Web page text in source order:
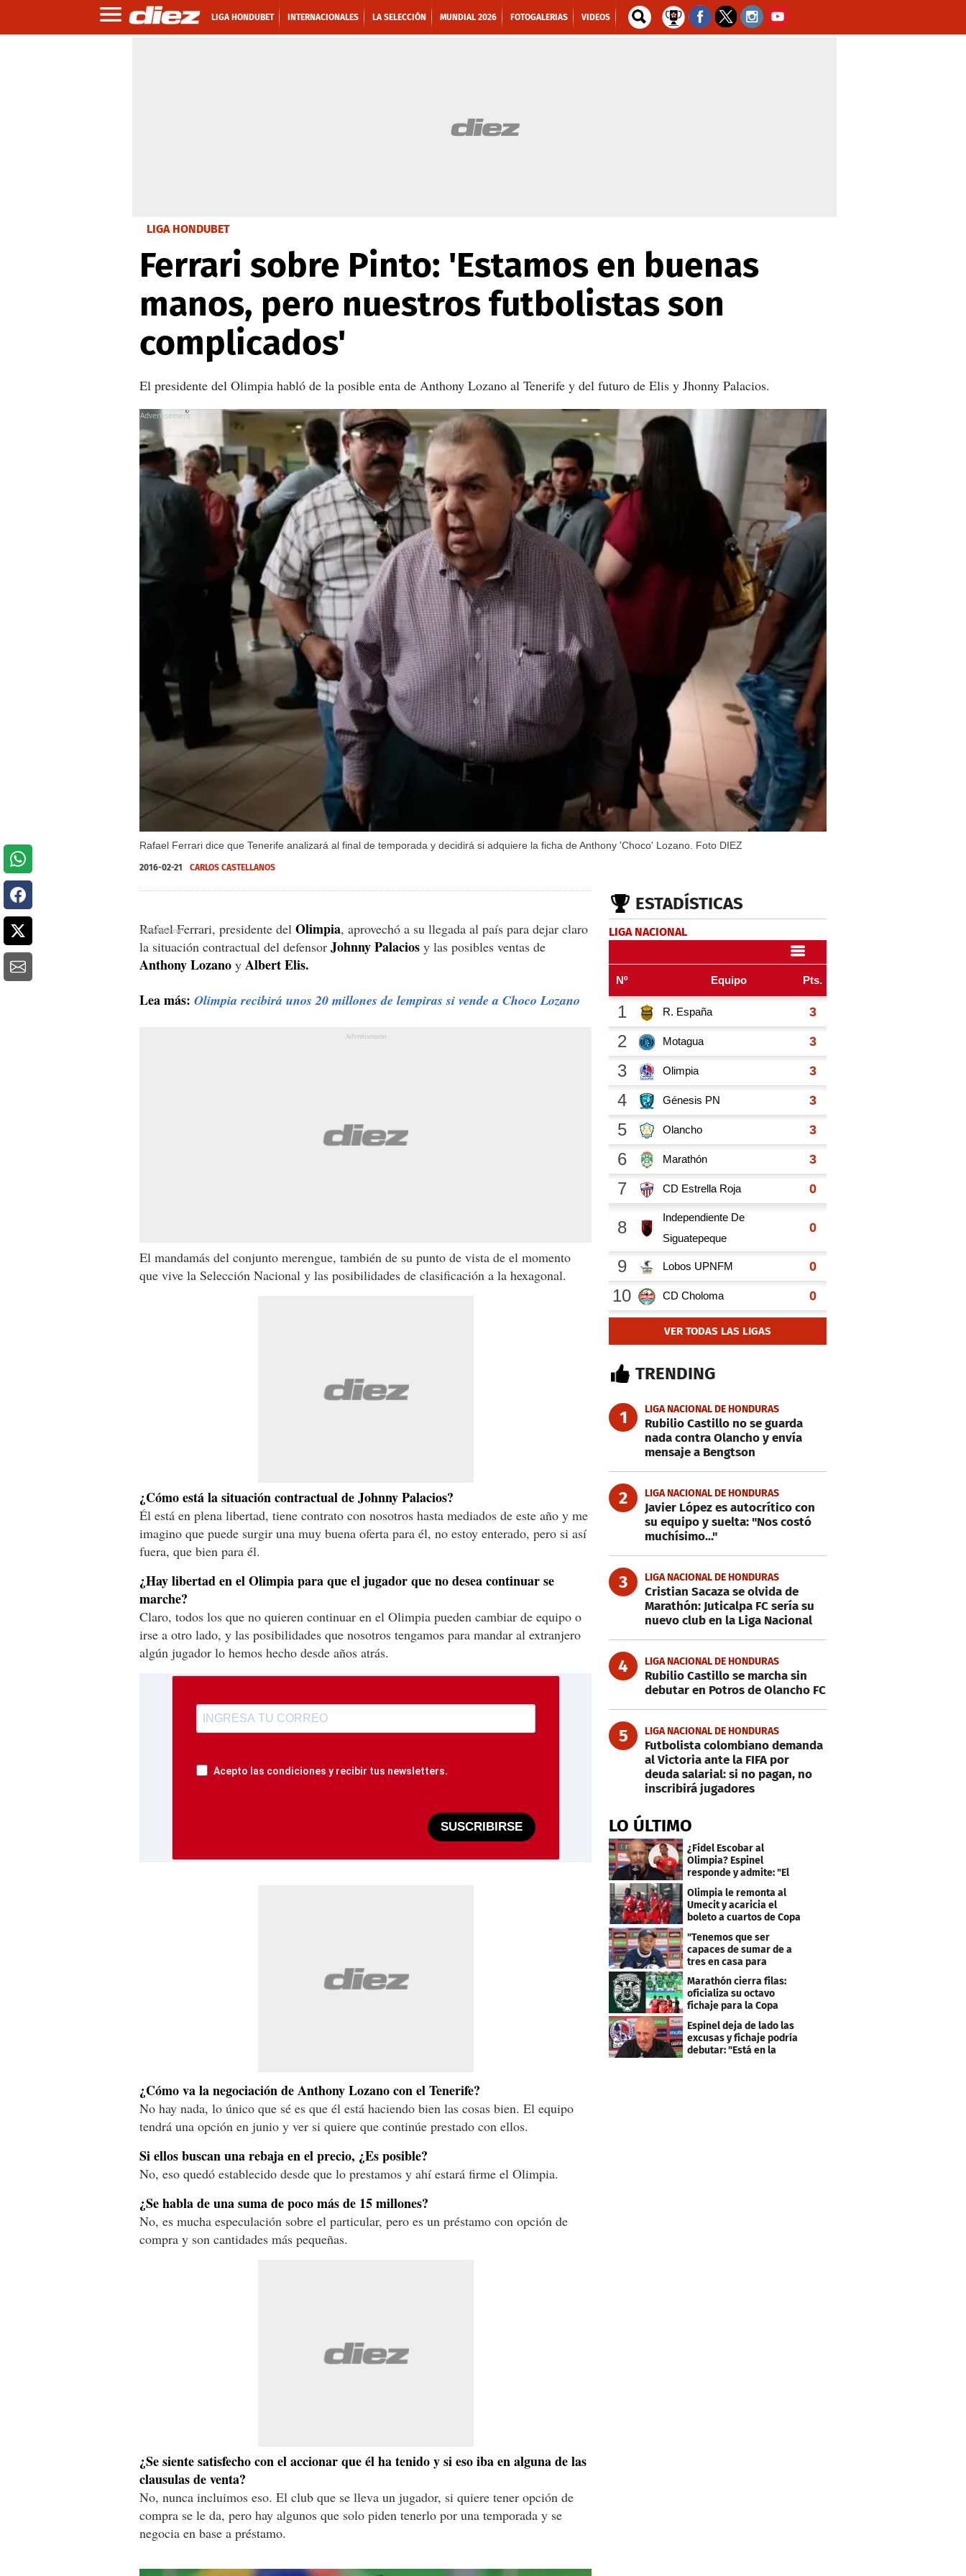
LIGA HONDUBET INTERNACIONALES LA SELECCIÓN MUNDIAL 2026 FOTOGALERIAS VIDEOS
LIGA HONDUBET
Ferrari sobre Pinto: 'Estamos en buenas
manos, pero nuestros futbolistas son
complicados'
El presidente del Olimpia habló de la posible enta de Anthony Lozano al Tenerife y del futuro de Elis y Jhonny Palacios.
Rafael Ferrari dice que Tenerife analizará al final de temporada y decidirá si adquiere la ficha de Anthony 'Choco' Lozano. Foto DIEZ
X
X
X
2016-02-21 CARLOS CASTELLANOS
Rafael Ferrari, presidente del Olimpia, aprovechó a su llegada al país para dejar claro
la situación contractual del defensor Johnny Palacios y las posibles ventas de
Anthony Lozano y Albert Elis.
Lea más: Olimpia recibirá unos 20 millones de lempiras si vende a Choco Lozano
El mandamás del conjunto merengue, también de su punto de vista de el momento
que vive la Selección Nacional y las posibilidades de clasificación a la hexagonal.
¿Cómo está la situación contractual de Johnny Palacios?
Él está en plena libertad, tiene contrato con nosotros hasta mediados de este año y me
imagino que puede surgir una muy buena oferta para él, no estoy enterado, pero si así
fuera, que bien para él.
¿Hay libertad en el Olimpia para que el jugador que no desea continuar se
marche?
Claro, todos los que no quieren continuar en el Olimpia pueden cambiar de equipo o
irse a otro lado, y las posibilidades que nosotros tengamos para mandar al extranjero
algún jugador lo hemos hecho desde años atrás.
Acepto las condiciones y recibir tus newsletters.
SUSCRIBIRSE
¿Cómo va la negociación de Anthony Lozano con el Tenerife?
No hay nada, lo único que sé es que él está haciendo bien las cosas bien. El equipo
tendrá una opción en junio y ver si quiere que continúe prestado con ellos.
Si ellos buscan una rebaja en el precio, ¿Es posible?
No, eso quedó establecido desde que lo prestamos y ahí estará firme el Olimpia.
¿Se habla de una suma de poco más de 15 millones?
No, es mucha especulación sobre el particular, pero es un préstamo con opción de
compra y son cantidades más pequeñas.
¿Se siente satisfecho con el accionar que él ha tenido y si eso iba en alguna de las
clausulas de venta?
No, nunca incluimos eso. El club que se lleva un jugador, si quiere tener opción de
compra se le da, pero hay algunos que solo piden tenerlo por una temporada y se
negocia en base a préstamo.
ESTADÍSTICAS
LIGA NACIONAL
VER TODAS LAS LIGAS
TRENDING
1 LIGA NACIONAL DE HONDURAS
Rubilio Castillo no se guarda
nada contra Olancho y envía
mensaje a Bengtson
2 LIGA NACIONAL DE HONDURAS
Javier López es autocrítico con
su equipo y suelta: "Nos costó
muchísimo..."
3 LIGA NACIONAL DE HONDURAS
Cristian Sacaza se olvida de
Marathón: Juticalpa FC sería su
nuevo club en la Liga Nacional
4 LIGA NACIONAL DE HONDURAS
Rubilio Castillo se marcha sin
debutar en Potros de Olancho FC
5 LIGA NACIONAL DE HONDURAS
Futbolista colombiano demanda
al Victoria ante la FIFA por
deuda salarial: si no pagan, no
inscribirá jugadores
LO ÚLTIMO
¿Fidel Escobar al
Olimpia? Espinel
responde y admite: "El
resultado fue corto"
Olimpia le remonta al
Umecit y acaricia el
boleto a cuartos de Copa
"Tenemos que ser
capaces de sumar de a
tres en casa para
asegurar la
clasificación"
Marathón cierra filas:
oficializa su octavo
fichaje para la Copa
Centroamericana
Espinel deja de lado las
excusas y fichaje podría
debutar: "Está en la